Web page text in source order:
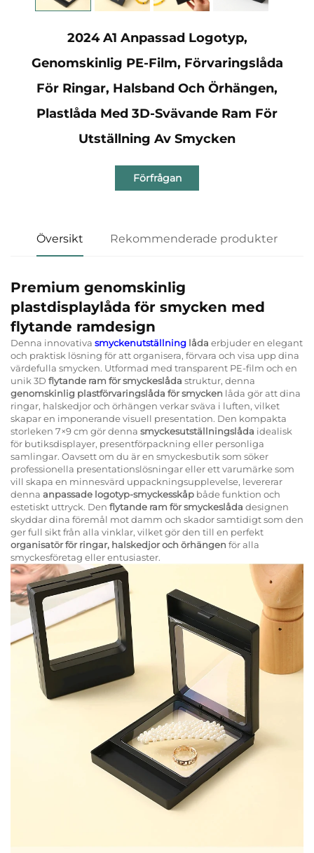
2024 A1 Anpassad Logotyp,
Genomskinlig PE-Film, Förvaringslåda
För Ringar, Halsband Och Örhängen,
Plastlåda Med 3D-Svävande Ram För
Utställning Av Smycken
Förfrågan
Översikt Rekommenderade produkter
Premium genomskinlig
plastdisplaylåda för smycken med
flytande ramdesign
Denna innovativa smyckenutställning låda erbjuder en elegant
och praktisk lösning för att organisera, förvara och visa upp dina
värdefulla smycken. Utformad med transparent PE-film och en
unik 3D flytande ram för smyckeslåda struktur, denna
genomskinlig plastförvaringslåda för smycken låda gör att dina
ringar, halskedjor och örhängen verkar sväva i luften, vilket
skapar en imponerande visuell presentation. Den kompakta
storleken 7×9 cm gör denna smyckesutställningslåda idealisk
för butiksdisplayer, presentförpackning eller personliga
samlingar. Oavsett om du är en smyckesbutik som söker
professionella presentationslösningar eller ett varumärke som
vill skapa en minnesvärd uppackningsupplevelse, levererar
denna anpassade logotyp-smyckesskåp både funktion och
estetiskt uttryck. Den flytande ram för smyckeslåda designen
skyddar dina föremål mot damm och skador samtidigt som den
ger full sikt från alla vinklar, vilket gör den till en perfekt
organisatör för ringar, halskedjor och örhängen för alla
smyckesföretag eller entusiaster.